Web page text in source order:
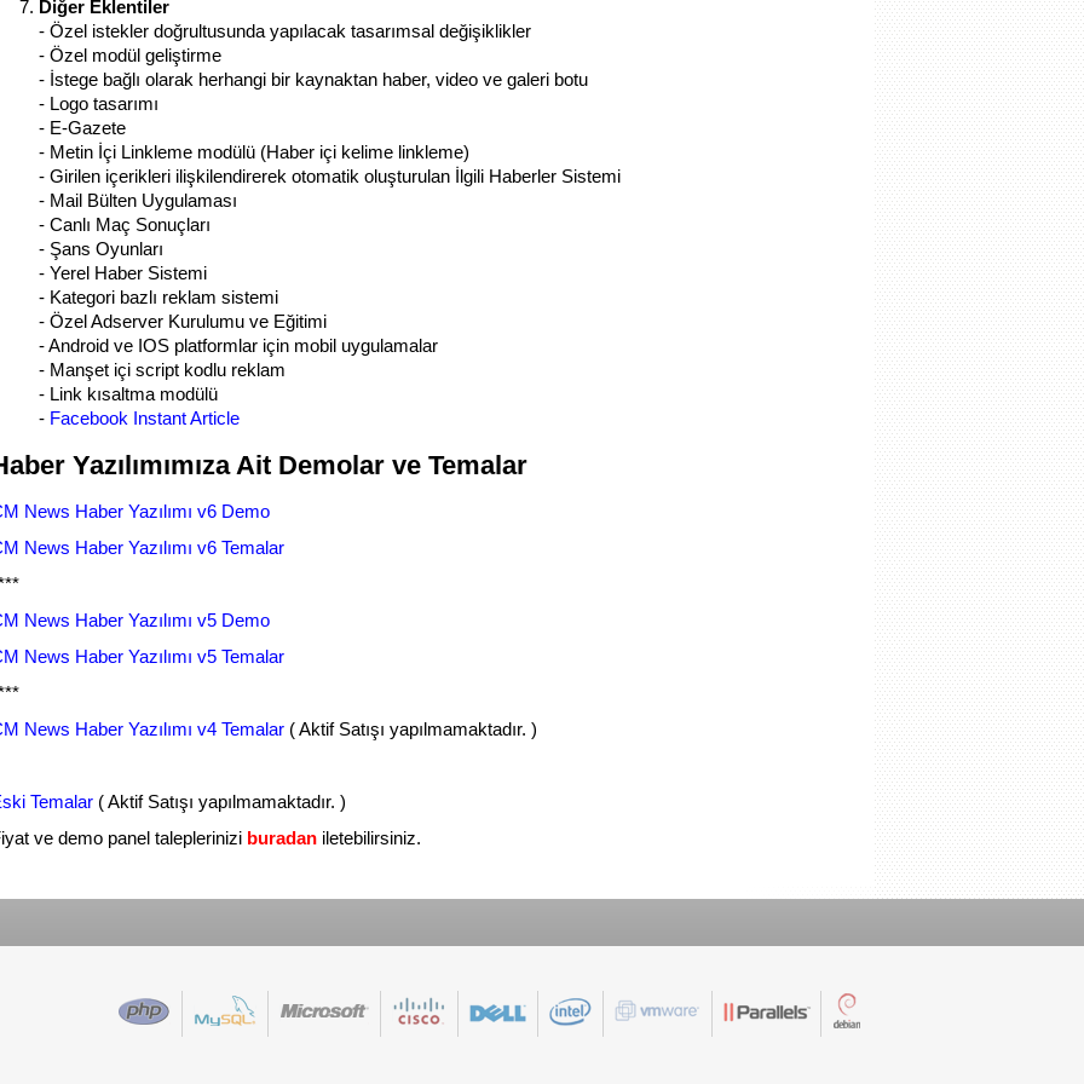
Diğer Eklentiler
- Özel istekler doğrultusunda yapılacak tasarımsal değişiklikler
- Özel modül geliştirme
- İstege bağlı olarak herhangi bir kaynaktan haber, video ve galeri botu
- Logo tasarımı
- E-Gazete
- Metin İçi Linkleme modülü (Haber içi kelime linkleme)
- Girilen içerikleri ilişkilendirerek otomatik oluşturulan İlgili Haberler Sistemi
- Mail Bülten Uygulaması
- Canlı Maç Sonuçları
- Şans Oyunları
- Yerel Haber Sistemi
- Kategori bazlı reklam sistemi
- Özel Adserver Kurulumu ve Eğitimi
- Android ve IOS platformlar için mobil uygulamalar
- Manşet içi script kodlu reklam
- Link kısaltma modülü
- Facebook Instant Article
Yazılımımıza Ait Demolar ve Temalar
News Haber Yazılımı v6 Demo
News Haber Yazılımı v6 Temalar
News Haber Yazılımı v5 Demo
News Haber Yazılımı v5 Temalar
News Haber Yazılımı v4 Temalar ( Aktif Satışı yapılmamaktadır. )
Temalar ( Aktif Satışı yapılmamaktadır. )
ve demo panel taleplerinizi buradan iletebilirsiniz.